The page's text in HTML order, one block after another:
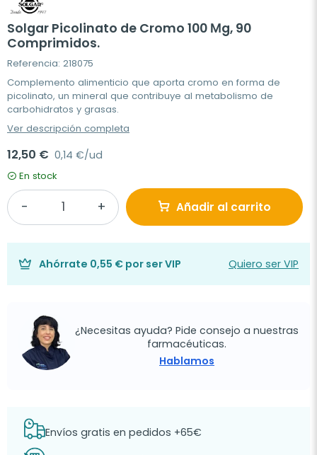
Solgar Picolinato de Cromo 100 Μg, 90
Comprimidos.
Referencia: 218075
Complemento alimenticio que aporta cromo en forma de
picolinato, un mineral que contribuye al metabolismo de
carbohidratos y grasas.
Ver descripción completa
12,50 € 0,14 €/ud
En stock
Añadir al carrito
Ahórrate 0,55 € por ser VIP Quiero ser VIP
¿Necesitas ayuda? Pide consejo a nuestras
farmacéuticas.
Hablamos
Envíos gratis en pedidos +65€